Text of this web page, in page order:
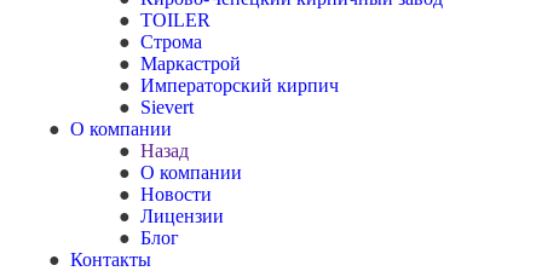
TOILER
Строма
Маркастрой
Императорский кирпич
Sievert
О компании
Назад
О компании
Новости
Лицензии
Блог
Контакты